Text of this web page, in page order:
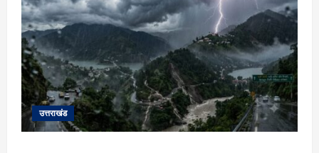
उत्तराखंड